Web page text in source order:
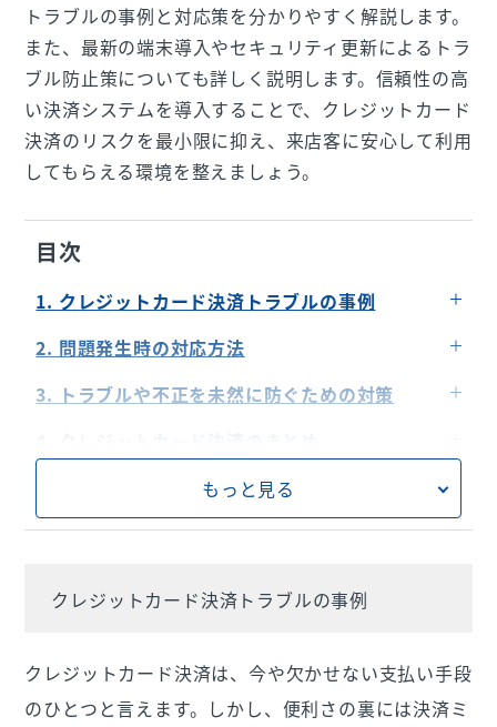
トラブルの事例と対応策を分かりやすく解説します。
また、最新の端末導入やセキュリティ更新によるトラ
ブル防止策についても詳しく説明します。信頼性の高
い決済システムを導入することで、クレジットカード
決済のリスクを最小限に抑え、来店客に安心して利用
してもらえる環境を整えましょう。
目次
1. クレジットカード決済トラブルの事例
二重請求のリスクとその対応策
2. 問題発生時の対応方法
迅速な対応手段の確認
決済ミス防止のための教育とトレーニング
3. トラブルや不正を未然に防ぐための対策
もっと見る
クレジットカード決済トラブルの事例
クレジットカード決済は、今や欠かせない支払い手段
のひとつと言えます。しかし、便利さの裏には決済ミ